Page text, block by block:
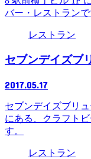
バー・レストランで
レストラン
セブンデイズブ
2017.05.17
セブンデイズブリ
にある、クラフト
す。
レストラン